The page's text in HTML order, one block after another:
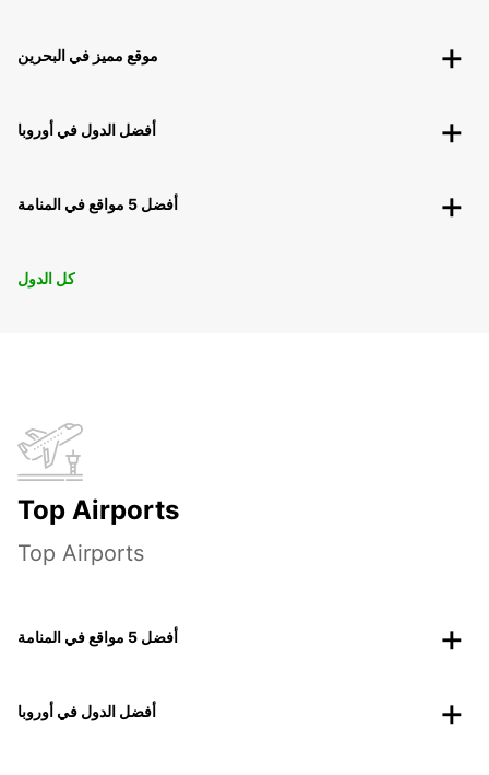
موقع مميز في البحرين
أفضل الدول في أوروبا
أفضل 5 مواقع في المنامة
كل الدول
Top Airports
Top Airports
أفضل 5 مواقع في المنامة
أفضل الدول في أوروبا